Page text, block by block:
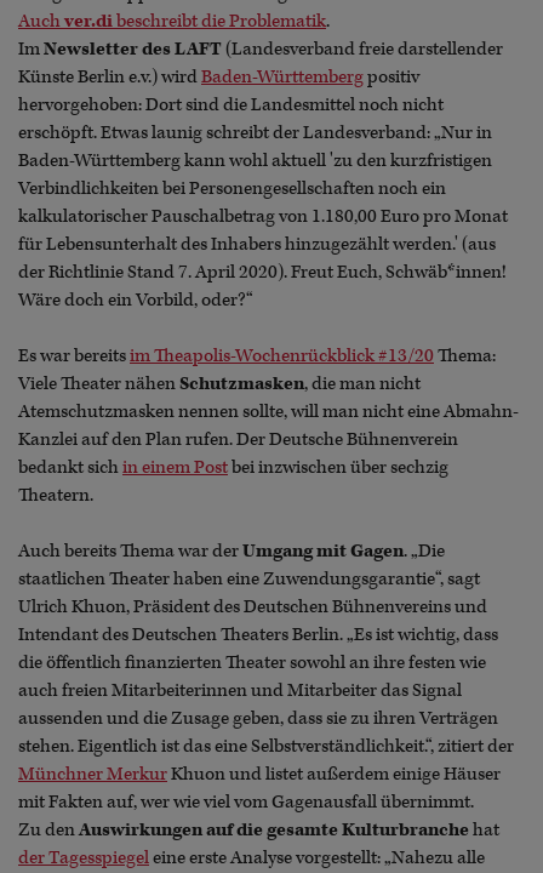
Auchver.dibeschreibt die Problematik.
ImNewsletter des LAFT(Landesverband freie darstellender
Künste Berlin e.v.) wirdBaden-Württembergpositiv
hervorgehoben: Dort sind die Landesmittel noch nicht
erschöpft. Etwas launig schreibt der Landesverband: „Nur in
Baden-Württemberg kann wohl aktuell 'zu den kurzfristigen
Verbindlichkeiten bei Personengesellschaften noch ein
kalkulatorischer Pauschalbetrag von 1.180,00 Euro pro Monat
für Lebensunterhalt des Inhabers hinzugezählt werden.' (aus
der Richtlinie Stand 7. April 2020). Freut Euch, Schwäb*innen!
Wäre doch ein Vorbild, oder?“
Es war bereitsim Theapolis-Wochenrückblick #13/20 Thema:
Viele Theater nähenSchutzmasken, die man nicht
Atemschutzmasken nennen sollte, will man nicht eine Abmahn-
Kanzlei auf den Plan rufen. Der Deutsche Bühnenverein
bedankt sichin einem Postbei inzwischen über sechzig
Theatern.
Auch bereits Thema war derUmgang mit Gagen. „Die
staatlichen Theater haben eine Zuwendungsgarantie“, sagt
Ulrich Khuon, Präsident des Deutschen Bühnenvereins und
Intendant des Deutschen Theaters Berlin. „Es ist wichtig, dass
die öffentlich finanzierten Theater sowohl an ihre festen wie
auch freien Mitarbeiterinnen und Mitarbeiter das Signal
aussenden und die Zusage geben, dass sie zu ihren Verträgen
stehen. Eigentlich ist das eine Selbstverständlichkeit.“, zitiert der
Münchner MerkurKhuon und listet außerdem einige Häuser
mit Fakten auf, wer wie viel vom Gagenausfall übernimmt.
Zu denAuswirkungen auf die gesamte Kulturbranchehat
der Tagesspiegeleine erste Analyse vorgestellt: „Nahezu alle